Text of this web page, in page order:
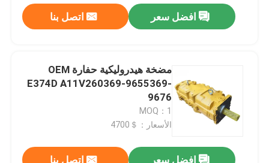
معلومات عنا
رقابة جودة
اتصل بنا
أخبار
افضل سعر اتصل بنا
مضخة هيدروليكية حفارة OEM
E374D A11V260369-9655369-
9676
MOQ：1
الأسعار：＄4700
افضل سعر اتصل بنا